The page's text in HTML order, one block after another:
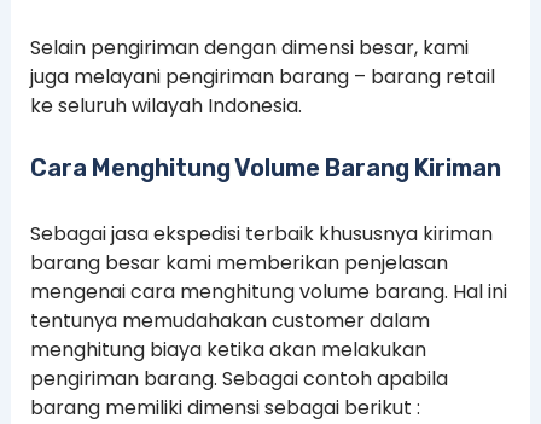
Selain pengiriman dengan dimensi besar, kami
juga melayani pengiriman barang – barang retail
ke seluruh wilayah Indonesia.
Cara Menghitung Volume Barang Kiriman
Sebagai jasa ekspedisi terbaik khususnya kiriman
barang besar kami memberikan penjelasan
mengenai cara menghitung volume barang. Hal ini
tentunya memudahakan customer dalam
menghitung biaya ketika akan melakukan
pengiriman barang. Sebagai contoh apabila
barang memiliki dimensi sebagai berikut :